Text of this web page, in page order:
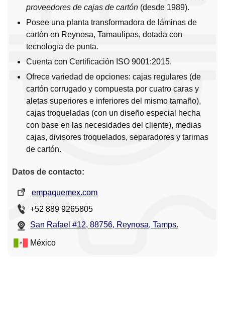
proveedores de cajas de cartón (desde 1989).
Posee una planta transformadora de láminas de
cartón en Reynosa, Tamaulipas, dotada con
tecnología de punta.
Cuenta con Certificación ISO 9001:2015.
Ofrece variedad de opciones: cajas regulares (de
cartón corrugado y compuesta por cuatro caras y
aletas superiores e inferiores del mismo tamaño),
cajas troqueladas (con un diseño especial hecha
con base en las necesidades del cliente), medias
cajas, divisores troquelados, separadores y tarimas
de cartón.
Datos de contacto:
empaquemex.com
+52 889 9265805
San Rafael #12, 88756, Reynosa, Tamps.
México